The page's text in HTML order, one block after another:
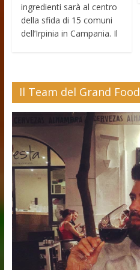
ingredienti sarà al centro
della sfida di 15 comuni
dell’Irpinia in Campania. Il
Il Team del Grand Food